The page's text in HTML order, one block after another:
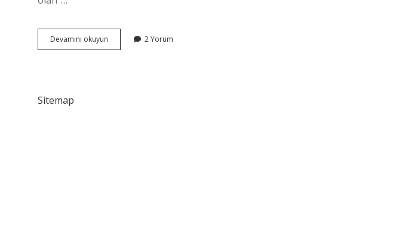
Devamını okuyun Cehennemin
Sahibi
2 Yorum
Sitemap